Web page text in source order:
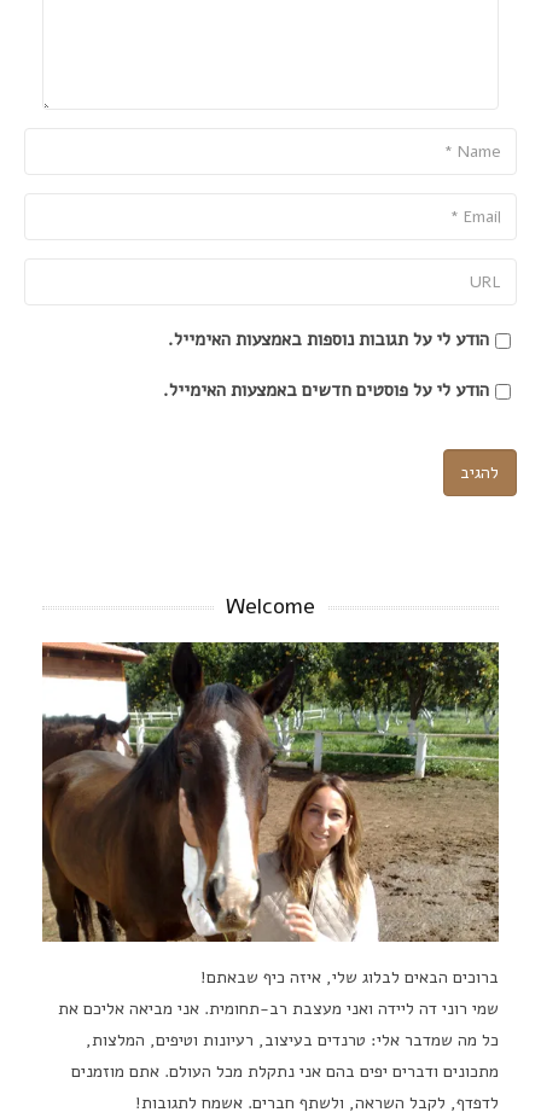
Name
Email
הודע לי על תגובות נוספות באמצעות האימייל.
הודע לי על פוסטים חדשים באמצעות האימייל.
Welcome
ברוכים הבאים לבלוג שלי, איזה כיף שבאתם!
שמי רוני דה ליידה ואני מעצבת רב-תחומית. אני מביאה אליכם את
כל מה שמדבר אלי: טרנדים בעיצוב, רעיונות וטיפים, המלצות,
מתכונים ודברים יפים בהם אני נתקלת מכל העולם. אתם מוזמנים
לדפדף, לקבל השראה, ולשתף חברים. אשמח לתגובות!